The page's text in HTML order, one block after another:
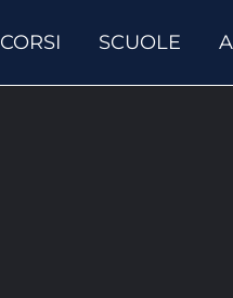
CORSI SCUOLE